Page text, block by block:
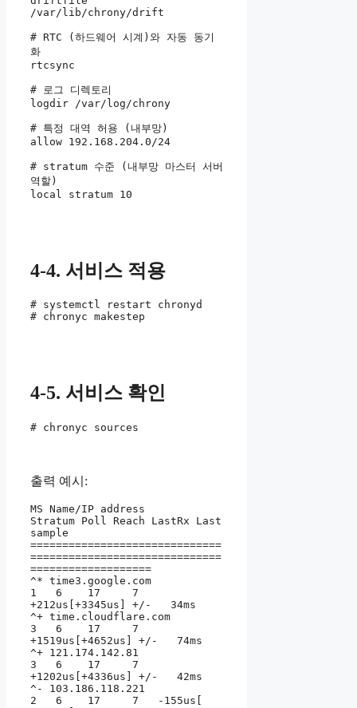
/var/lib/chrony/drift
# RTC (하드웨어 시계)와 자동 동기
화
rtcsync
# 로그 디렉토리
logdir /var/log/chrony
# 특정 대역 허용 (내부망)
allow 192.168.204.0/24
# stratum 수준 (내부망 마스터 서버
역할)
local stratum 10
4-4. 서비스 적용
# systemctl restart chronyd
# chronyc makestep
4-5. 서비스 확인
# chronyc sources
출력 예시:
MS Name/IP address
Stratum Poll Reach LastRx Last
sample
==============================
==============================
===================
^* time3.google.com
1   6    17     7
+212us[+3345us] +/-   34ms
^+ time.cloudflare.com
3   6    17     7
+1519us[+4652us] +/-   74ms
^+ 121.174.142.81
3   6    17     7
+1202us[+4336us] +/-   42ms
^- 103.186.118.221
2   6    17     7   -155us[